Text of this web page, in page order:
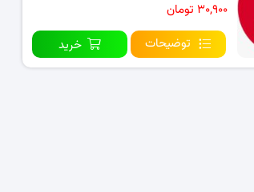
۳۰,۹۰۰ تومان
توضیحات
خرید